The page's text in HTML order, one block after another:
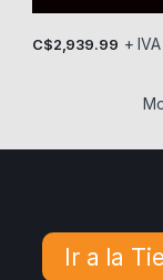
C$2,939.99 + IVA
Ir a la